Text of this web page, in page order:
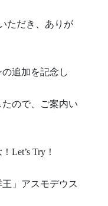
ただき、ありが
追加を記念し
ので、ご案内い
Let’s Try！
」アスモデウス